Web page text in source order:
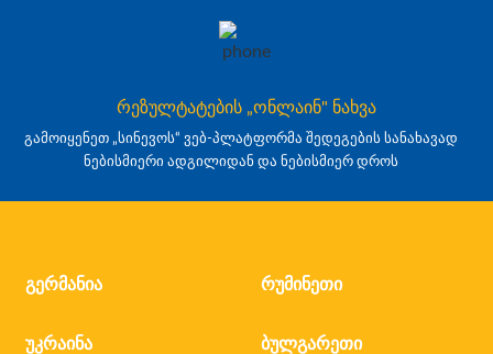
რეზულტატების „ონლაინ" ნახვა
გამოიყენეთ „სინევოს“ ვებ-პლატფორმა შედეგების სანახავად
ნებისმიერი ადგილიდან და ნებისმიერ დროს
გერმანია რუმინეთი
უკრაინა ბულგარეთი